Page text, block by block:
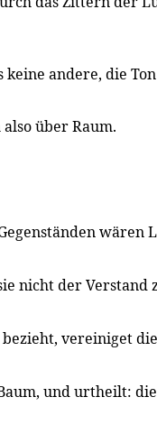
keine andere, die
über Raum.
wären
nicht der Verstand
bezieht, vereiniget
und urtheilt: